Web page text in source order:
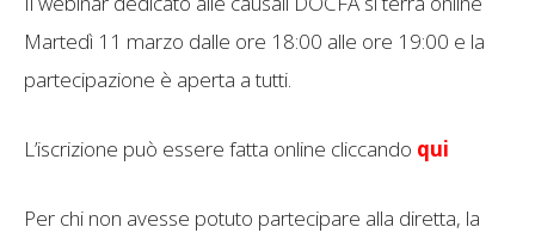
Martedì 11 marzo dalle ore 18:00 alle ore 19:00 e la
partecipazione è aperta a tutti.
L’iscrizione può essere fatta online cliccando qui
Per chi non avesse potuto partecipare alla diretta, la